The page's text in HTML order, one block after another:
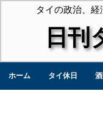
タイの政治、
日刊
ホーム タイ休日